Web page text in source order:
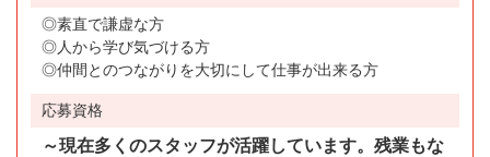
◎素直で謙虚な方
◎人から学び気づける方
◎仲間とのつながりを大切にして仕事が出来る方
応募資格
～現在多くのスタッフが活躍しています。残業もな